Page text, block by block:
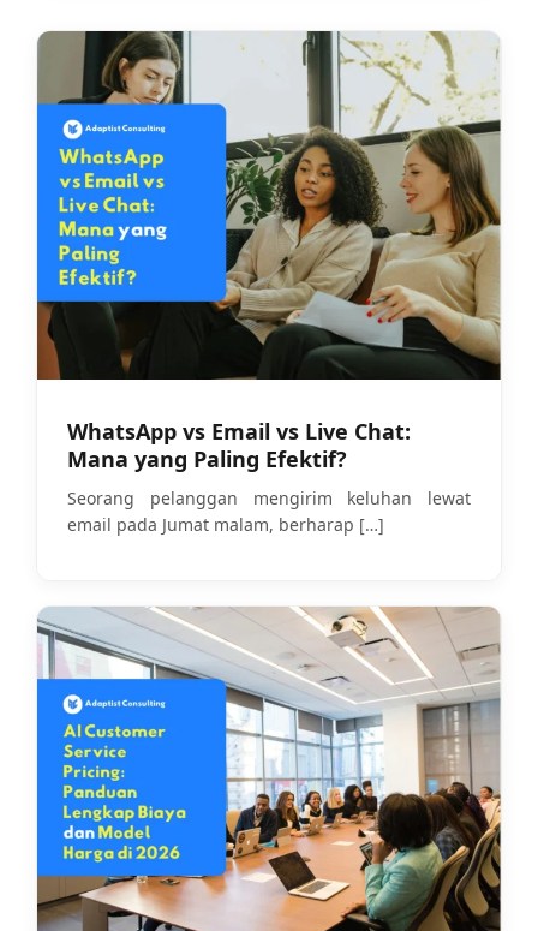
WhatsApp vs Email vs Live Chat:
Mana yang Paling Efektif?
Seorang pelanggan mengirim keluhan lewat
email pada Jumat malam, berharap […]